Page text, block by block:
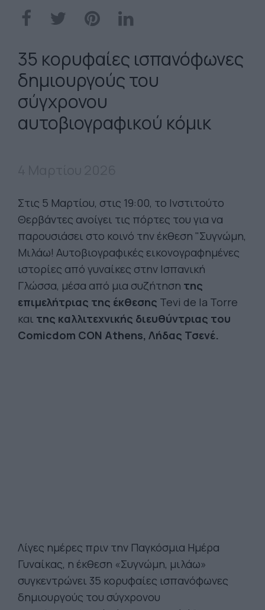
35 κορυφαίες ισπανόφωνες
δημιουργούς του
σύγχρονου
αυτοβιογραφικού κόμικ
Στις 5 Μαρτίου, στις 19:00, το Ινστιτούτο
Θερβάντες ανοίγει τις πόρτες του για να
παρουσιάσει στο κοινό την έκθεση "Συγνώμη,
Μιλάω! Αυτοβιογραφικές εικονογραφημένες
ιστορίες από γυναίκες στην Ισπανική
Γλώσσα, μέσα από μια συζήτηση της
επιμελήτριας της έκθεσης Tevi de la Torre
και της καλλιτεχνικής διευθύντριας του
Comicdom CON Athens, Λήδας Τσενέ.
Λίγες ημέρες πριν την Παγκόσμια Ημέρα
Γυναίκας, η έκθεση «Συγνώμη, μιλάω»
συγκεντρώνει 35 κορυφαίες ισπανόφωνες
δημιουργούς του σύγχρονου